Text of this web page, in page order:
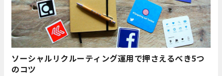
ソーシャルリクルーティング運用で押さえるべき5つ
のコツ